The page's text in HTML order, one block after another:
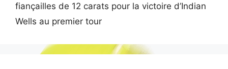
fiançailles de 12 carats pour la victoire d’Indian
Wells au premier tour